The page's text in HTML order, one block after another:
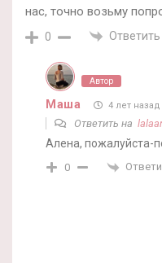
нас, точно возьму
0 Ответить
Автор
Маша 4 лет назад
Ответить на
Алена, пожалуйста-
0